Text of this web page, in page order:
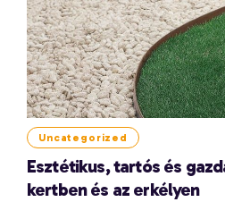
Uncategorized
Esztétikus, tartós és
kertben és az erkélyen